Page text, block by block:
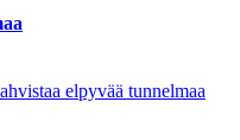
elpyvää tunnelmaa